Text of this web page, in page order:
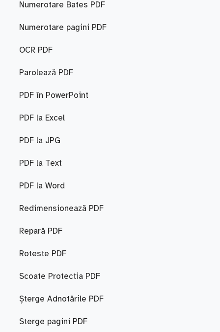
Numerotare Bates PDF
Numerotare pagini PDF
OCR PDF
Parolează PDF
PDF în PowerPoint
PDF la Excel
PDF la JPG
PDF la Text
PDF la Word
Redimensionează PDF
Repară PDF
Roteste PDF
Scoate Protectia PDF
Șterge Adnotările PDF
Sterge pagini PDF